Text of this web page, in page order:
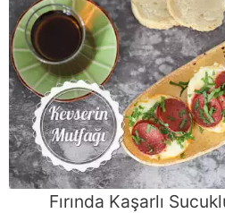
Fırında Kaşarlı